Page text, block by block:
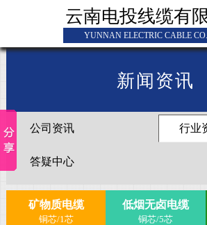
云南电投线缆有
YUNNAN ELECTRIC CABLE
新闻资讯
公司资讯 行业
答疑中心
矿物质电缆
铜芯/1芯
低烟无卤电缆
铜芯/5芯